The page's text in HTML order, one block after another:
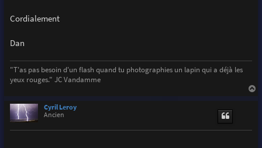
Cordialement
Dan
"T'as pas besoin d'un flash quand tu photographies un lapin qui a déjà les
yeux rouges." JC Vandamme
Cyril Leroy
Ancien